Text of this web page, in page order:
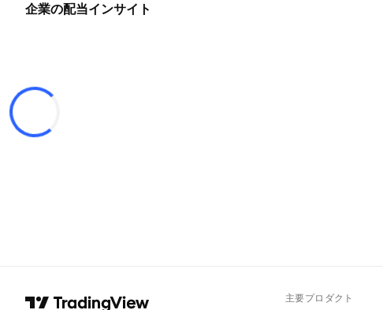
企業の配当インサイト
主要プロダクト